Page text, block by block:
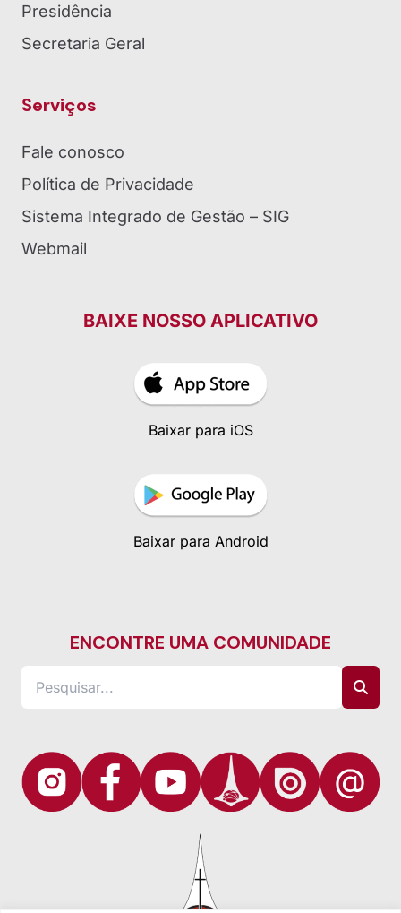
Presidência
Secretaria Geral
Serviços
Fale conosco
Política de Privacidade
Sistema Integrado de Gestão – SIG
Webmail
BAIXE NOSSO APLICATIVO
Baixar para iOS
Baixar para Android
ENCONTRE UMA COMUNIDADE